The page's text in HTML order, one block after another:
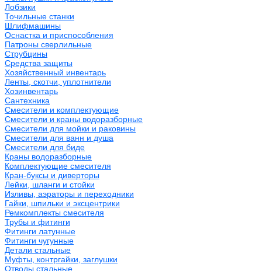
Лобзики
Точильные станки
Шлифмашины
Оснастка и приспособления
Патроны сверлильные
Струбцины
Средства защиты
Хозяйственный инвентарь
Ленты, скотчи, уплотнители
Хозинвентарь
Сантехника
Смесители и комплектующие
Смесители и краны водоразборные
Смесители для мойки и раковины
Смесители для ванн и душа
Смесители для биде
Краны водоразборные
Комплектующие смесителя
Кран-буксы и диверторы
Лейки, шланги и стойки
Изливы, аэраторы и переходники
Гайки, шпильки и эксцентрики
Ремкомплекты смесителя
Трубы и фитинги
Фитинги латунные
Фитинги чугунные
Детали стальные
Муфты, контргайки, заглушки
Отводы стальные